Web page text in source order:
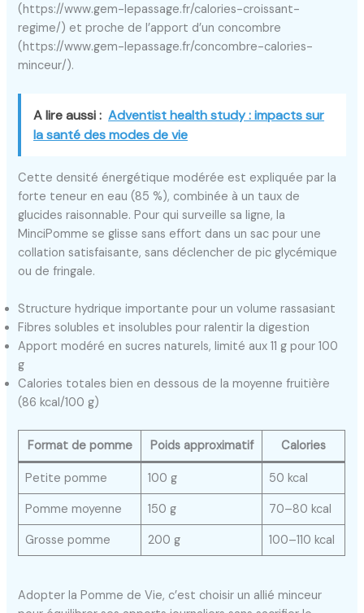
(https://www.gem-lepassage.fr/calories-croissant-
regime/) et proche de l’apport d’un concombre
(https://www.gem-lepassage.fr/concombre-calories-
minceur/).
A lire aussi : Adventist health study : impacts sur
la santé des modes de vie
Cette densité énergétique modérée est expliquée par la
forte teneur en eau (85 %), combinée à un taux de
glucides raisonnable. Pour qui surveille sa ligne, la
MinciPomme se glisse sans effort dans un sac pour une
collation satisfaisante, sans déclencher de pic glycémique
ou de fringale.
Structure hydrique importante pour un volume rassasiant
Fibres solubles et insolubles pour ralentir la digestion
Apport modéré en sucres naturels, limité aux 11 g pour 100
g
Calories totales bien en dessous de la moyenne fruitière
(86 kcal/100 g)
Format de pomme Poids approximatif Calories
Petite pomme 100 g
50 kcal
Pomme moyenne
150 g
70–80 kcal
Grosse pomme
200 g 100–110 kcal
Adopter la Pomme de Vie, c’est choisir un allié minceur